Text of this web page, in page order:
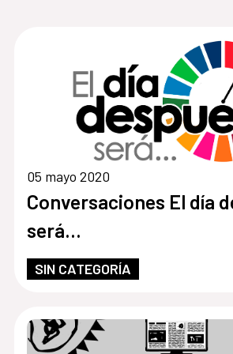
05 mayo 2020
Conversaciones El día
será…
SIN CATEGORÍA